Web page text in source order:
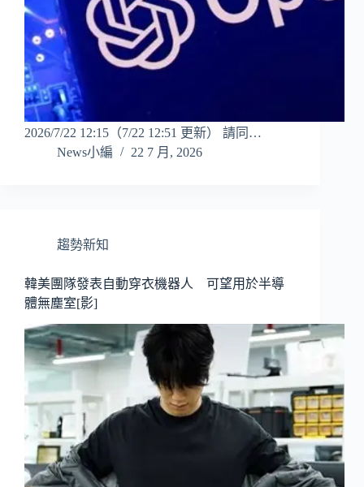
2026/7/22 12:15（7/22 12:51 更新） 請同…
News小編
22 7 月, 2026
趨勢新知
韓美團隊發表自動穿衣機器人 可望用於半導
體無塵室[影]